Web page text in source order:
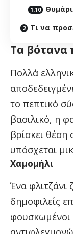
Θυμάρι
Τι να
Τα βότανα
Πολλά
το πεπτικό
βασιλικό, η
βρίσκει
υπόσχεται
Χαμομήλι
Ένα φλιτζάνι
δημοφιλείς
φουσκωμένοι